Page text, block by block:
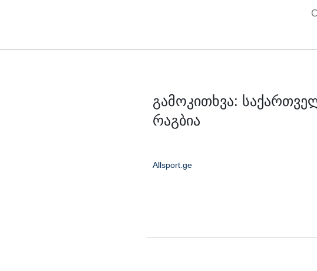
გამოკითხვა:
რაგბია
Allsport.ge